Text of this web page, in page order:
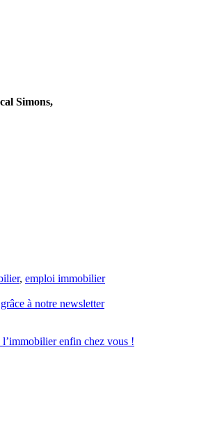
Simons,
, emploi immobilier
à notre newsletter
l’immobilierenfin chez vous !